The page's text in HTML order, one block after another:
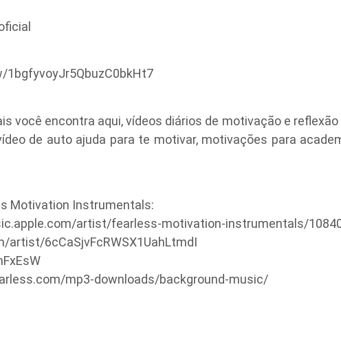
você encontra aqui, vídeos diários de motivação e
de auto ajuda para te motivar, motivações para
Motivation Instrumentals:
artist/fearless-motivation-instrumentals/
6cCaSjvFcRWSX1UahLtmdI
mp3-downloads/background-music/